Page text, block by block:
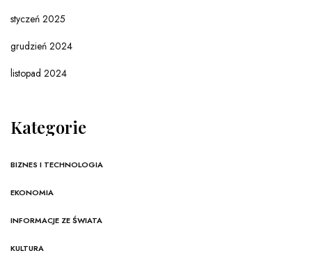
styczeń 2025
grudzień 2024
listopad 2024
Kategorie
BIZNES I TECHNOLOGIA
EKONOMIA
INFORMACJE ZE ŚWIATA
KULTURA